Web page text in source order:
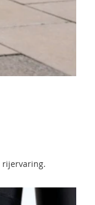
rijervaring.